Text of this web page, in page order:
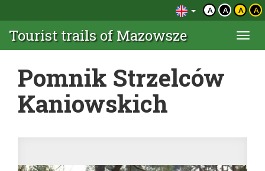
A A A A
Tourist trails of Mazowsze
Pomnik Strzelców
Kaniowskich